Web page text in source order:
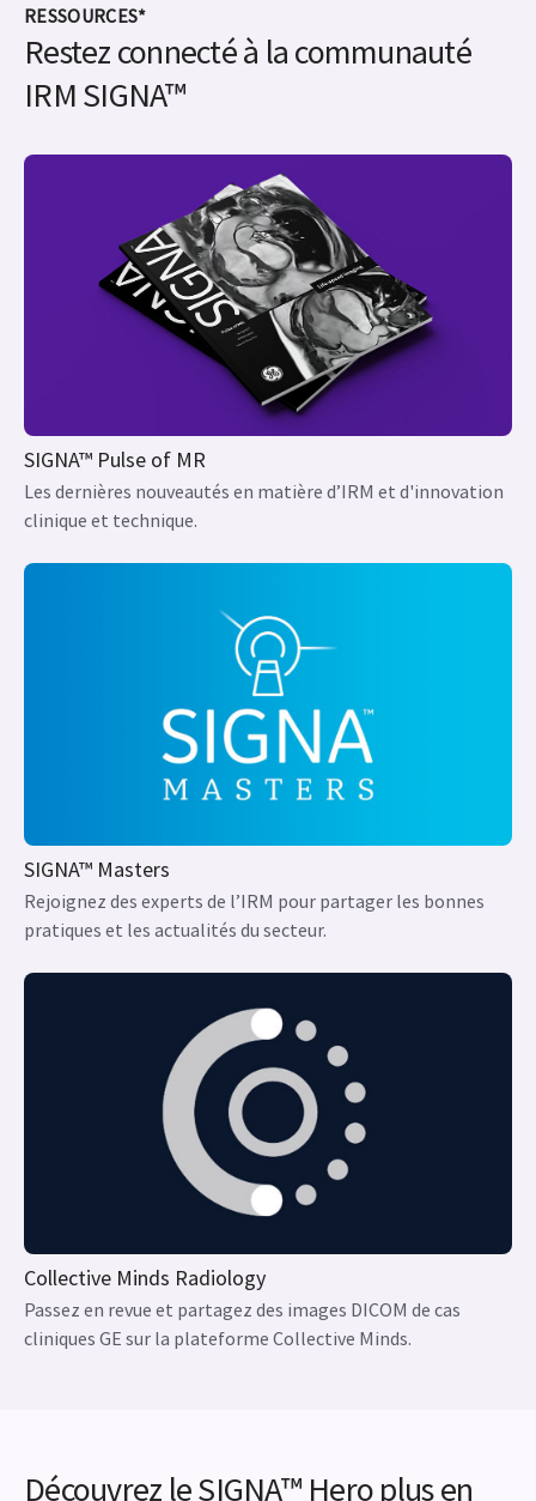
certaines régions.
§Simplement meilleure que la technologie d'antennes
conventionnelle.
dispose du marquage CE dans l'UE. Non disponible sur
Restez connecté à la communauté
IRM SIGNA™
SIGNA™ Pulse of MR
clinique et technique.
Rejoignez des experts de l’IRM pour partager les bonnes
pratiques et les actualités du secteur.